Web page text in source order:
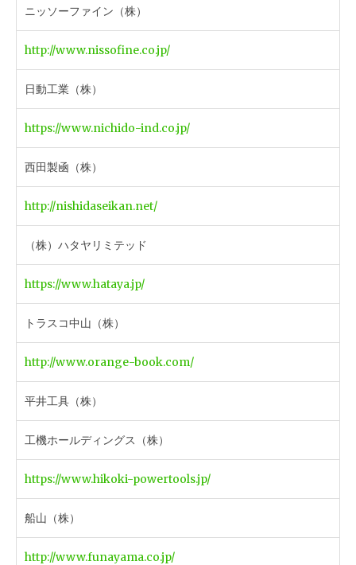
ニッソーファイン（株）
http://www.nissofine.co.jp/
日動工業（株）
https://www.nichido-ind.co.jp/
西田製凾（株）
http://nishidaseikan.net/
（株）ハタヤリミテッド
https://www.hataya.jp/
トラスコ中山（株）
http://www.orange-book.com/
平井工具（株）
工機ホールディングス（株）
https://www.hikoki-powertools.jp/
船山（株）
http://www.funayama.co.jp/